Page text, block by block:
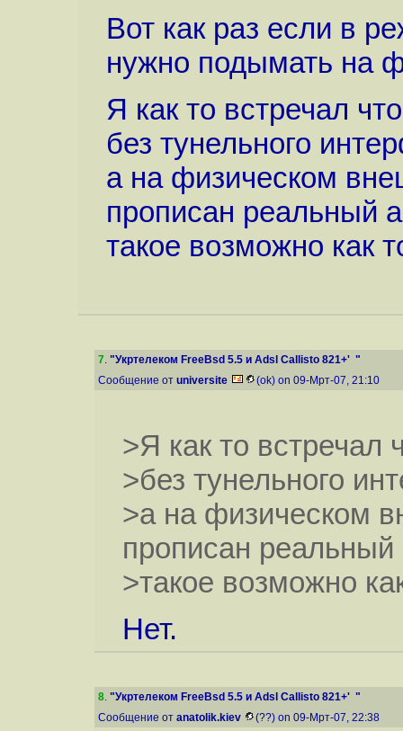
Вот как раз если в
нужно подымать на
Я как то встречал
без тунельного
а на физическом
прописан реальный
такое возможно как
7. "Укртелеком FreeBsd 5.5 и Adsl Callisto 821+' "
Сообщение от universite (ok) on 09-Мрт-07, 21:10
>Я как то встречал
>без тунельного
>а на физическом
прописан
>такое возможно
Нет.
8. "Укртелеком FreeBsd 5.5 и Adsl Callisto 821+' "
Сообщение от anatolik.kiev (??) on 09-Мрт-07, 22:38